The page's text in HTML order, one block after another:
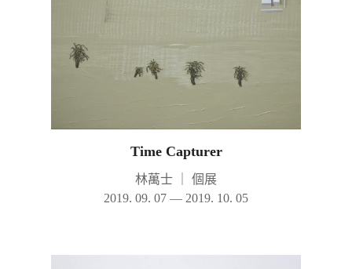
Time Capturer
林萬士
個展
2019. 09. 07 — 2019. 10. 05